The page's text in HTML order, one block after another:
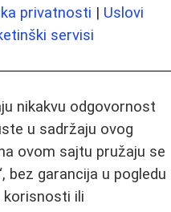
privatnosti | Uslovi
servisi
nikakvu odgovornost
u sadržaju ovog
ovom sajtu pružaju se
bez garancija u pogledu
ili